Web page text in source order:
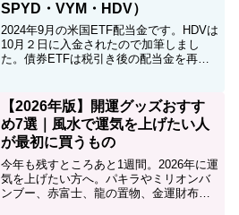
SPYD・VYM・HDV）
2024年9月の米国ETF配当金です。HDVは
10月２日に入金されたので加筆しまし
た。債券ETFは税引き後の配当金を再投
投資先や配当タイミングの裁量余地があ
るので私は好きです(*´з`)
【2026年版】開運グッズおすす
め7選｜風水で運気を上げたい人
が最初に買うもの
今年も残すところあと1週間。2026年に運
気を上げたい方へ。パキラやミリオンバ
ンブー、赤富士、龍の置物、金運財布な